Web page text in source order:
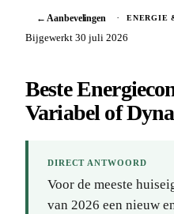
← Aanbevelingen · ENERGIE
Bijgewerkt 30 juli 2026
Beste
Variabel of
DIRECT ANTWOORD
Voor de meeste
van 2026 een nieuw